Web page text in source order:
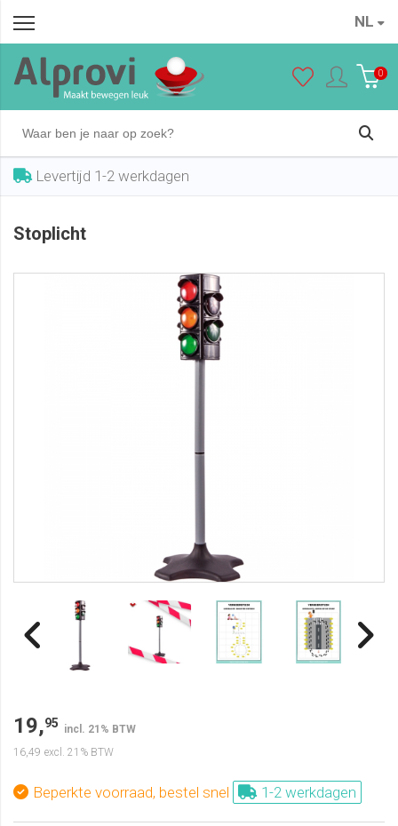
NL
0
Levertijd 1-2 werkdagen
Stoplicht
19,95 incl. 21% BTW
16,49 excl. 21% BTW
Beperkte voorraad, bestel snel 1-2 werkdagen
€ 19,95